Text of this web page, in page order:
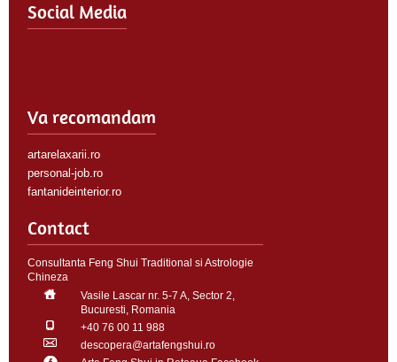
Social Media
Va recomandam
artarelaxarii.ro
personal-job.ro
fantanideinterior.ro
Contact
Consultanta Feng Shui Traditional si Astrologie
Chineza
Vasile Lascar nr. 5-7 A, Sector 2,
Bucuresti, Romania
+40 76 00 11 988
descopera@artafengshui.ro